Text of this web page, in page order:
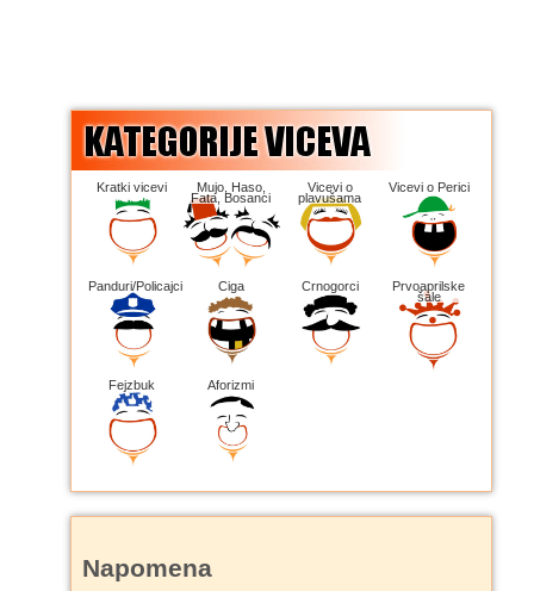
Kratki vicevi Mujo, Haso,
Fata, Bosanci
Vicevi o
plavušama
Vicevi o Perici
Panduri/Policajci Ciga Crnogorci Prvoaprilske
šale
Fejzbuk Aforizmi
Napomena